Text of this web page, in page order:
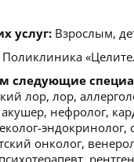
услуг: Взрослым,
Поликлиника
следующие
лор, лор,
нефролог,
эндокринолог,
онколог,